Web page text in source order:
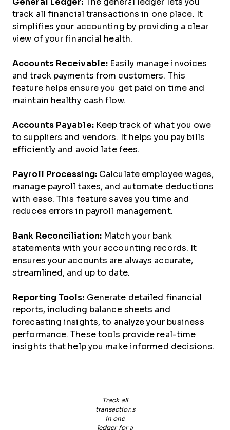
General Ledger: The general ledger lets you
track all financial transactions in one place. It
simplifies your accounting by providing a clear
view of your financial health.
Accounts Receivable: Easily manage invoices
and track payments from customers. This
feature helps ensure you get paid on time and
maintain healthy cash flow.
Accounts Payable:Keep track of what you owe
to suppliers and vendors. It helps you pay bills
efficiently and avoid late fees.
Payroll Processing:Calculate employee wages,
manage payroll taxes, and automate deductions
with ease. This feature saves you time and
reduces errors in payroll management.
Bank Reconciliation: Match your bank
statements with your accounting records. It
ensures your accounts are always accurate,
streamlined, and up to date.
Reporting Tools: Generate detailed financial
reports, including balance sheets and
forecasting insights, to analyze your business
performance. These tools provide real-time
insights that help you make informed decisions.
Track all
transactions
in one
ledger for a